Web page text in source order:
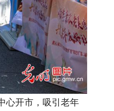
心开市，吸引老年